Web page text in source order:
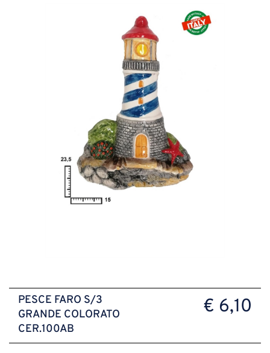
PESCE FARO S/3
GRANDE COLORATO
CER.100AB
€ 6,10